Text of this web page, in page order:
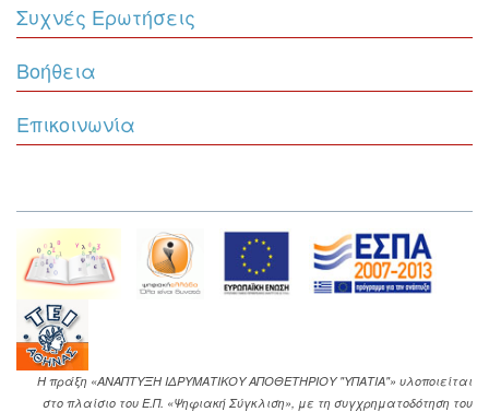
Συχνές Ερωτήσεις
Βοήθεια
Επικοινωνία
Η πράξη «ΑΝΑΠΤΥΞΗ ΙΔΡΥΜΑΤΙΚΟΥ ΑΠΟΘΕΤΗΡΙΟΥ "ΥΠΑΤΙΑ"» υλοποιείται
στο πλαίσιο του Ε.Π. «Ψηφιακή Σύγκλιση», με τη συγχρηματοδότηση του